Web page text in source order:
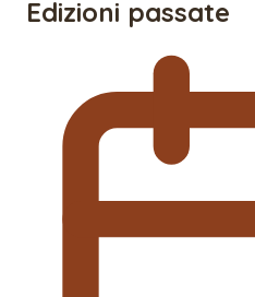
Edizioni passate